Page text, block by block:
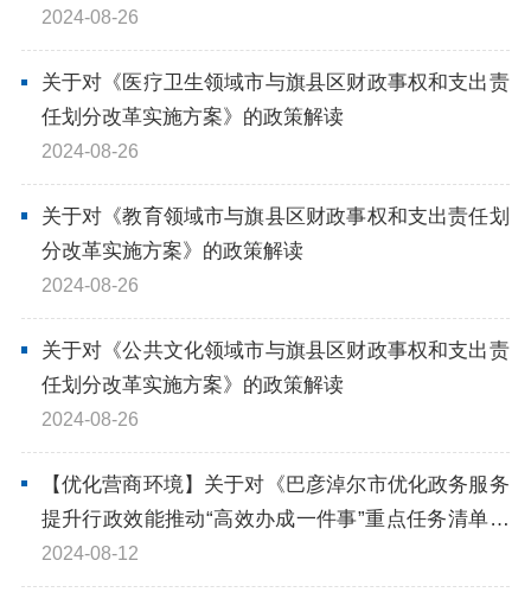
2024-08-26
关于对《医疗卫生领域市与旗县区财政事权和支出责
任划分改革实施方案》的政策解读
2024-08-26
关于对《教育领域市与旗县区财政事权和支出责任划
分改革实施方案》的政策解读
2024-08-26
关于对《公共文化领域市与旗县区财政事权和支出责
任划分改革实施方案》的政策解读
2024-08-26
【优化营商环境】关于对《巴彦淖尔市优化政务服务
提升行政效能推动“高效办成一件事”重点任务清单》
的政策解读
2024-08-12